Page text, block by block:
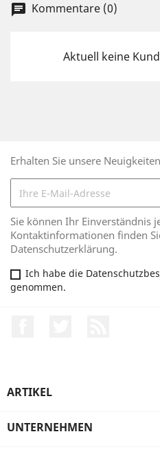
chat Kommentare (0)
Aktuell keine
Erhalten Sie unsere
Sie können Ihr Einverständnis
Kontaktinformationen finden
Datenschutzerklärung.
Ich habe die
genommen.
ARTIKEL
UNTERNEHMEN